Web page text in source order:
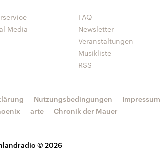
Media
FAQ
Newsletter
Veranstaltungen
Musikliste
RSS
© 2026
Nutzungsbedingungen
Impressum
arte Chronik der Mauer